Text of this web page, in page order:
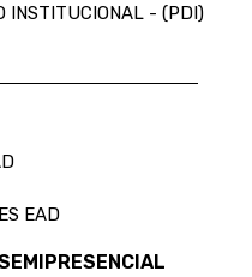
INSTITUCIONAL - (PDI)
EAD